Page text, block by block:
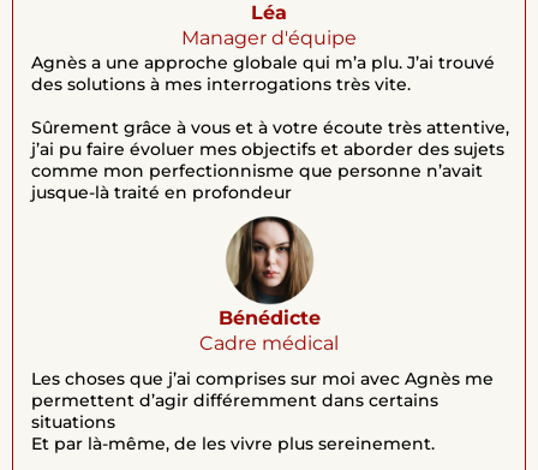
Léa
Manager d'équipe
Agnès a une approche globale qui m’a plu. J’ai trouvé
des solutions à mes interrogations très vite.
Sûrement grâce à vous et à votre écoute très attentive,
j’ai pu faire évoluer mes objectifs et aborder des sujets
comme mon perfectionnisme que personne n’avait
jusque-là traité en profondeur
Bénédicte
Cadre médical
Les choses que j’ai comprises sur moi avec Agnès me
permettent d’agir différemment dans certains
situations
Et par là-même, de les vivre plus sereinement.